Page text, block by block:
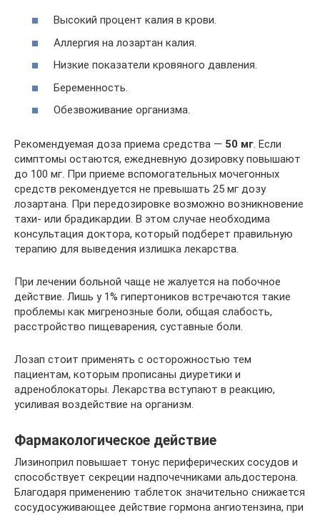
Высокий процент калия в крови.
Аллергия на лозартан калия.
Низкие показатели кровяного давления.
Беременность.
Обезвоживание организма.
Рекомендуемая доза приема средства — 50 мг. Если
симптомы остаются, ежедневную дозировку повышают
до 100 мг. При приеме вспомогательных мочегонных
средств рекомендуется не превышать 25 мг дозу
лозартана. При передозировке возможно возникновение
тахи- или брадикардии. В этом случае необходима
консультация доктора, который подберет правильную
терапию для выведения излишка лекарства.
При лечении больной чаще не жалуется на побочное
действие. Лишь у 1% гипертоников встречаются такие
проблемы как мигренозные боли, общая слабость,
расстройство пищеварения, суставные боли.
Лозап стоит применять с осторожностью тем
пациентам, которым прописаны диуретики и
адреноблокаторы. Лекарства вступают в реакцию,
усиливая воздействие на организм.
Фармакологическое действие
Лизиноприл повышает тонус периферических сосудов и
способствует секреции надпочечниками альдостерона.
Благодаря применению таблеток значительно снижается
сосудосуживающее действие гормона ангиотензина, при